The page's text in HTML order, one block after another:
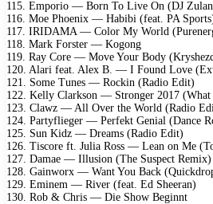
115. Emporio — Born To Live On (DJ
116. Moe Phoenix — Habibi (feat. PA
117. IRIDAMA — Color My World
118. Mark Forster — Kogong
119. Ray Core — Move Your Body
120. Alari feat. Alex B. — I Found Love
121. Some Tunes — Rockin (Radio Edit)
122. Kelly Clarkson — Stronger 2017 (What
123. Clawz — All Over the World (Radio
124. Partyflieger — Perfekt Genial (Dance
125. Sun Kidz — Dreams (Radio Edit)
126. Tiscore ft. Julia Ross — Lean on Me
127. Damae — Illusion (The Suspect Remix)
128. Gainworx — Want You Back
129. Eminem — River (feat. Ed Sheeran)
130. Rob & Chris — Die Show Beginnt